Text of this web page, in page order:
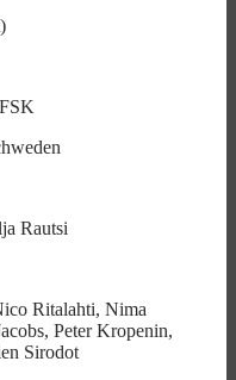
Rautsi
Ritalahti, Nima
Peter Kropenin,
Sirodot